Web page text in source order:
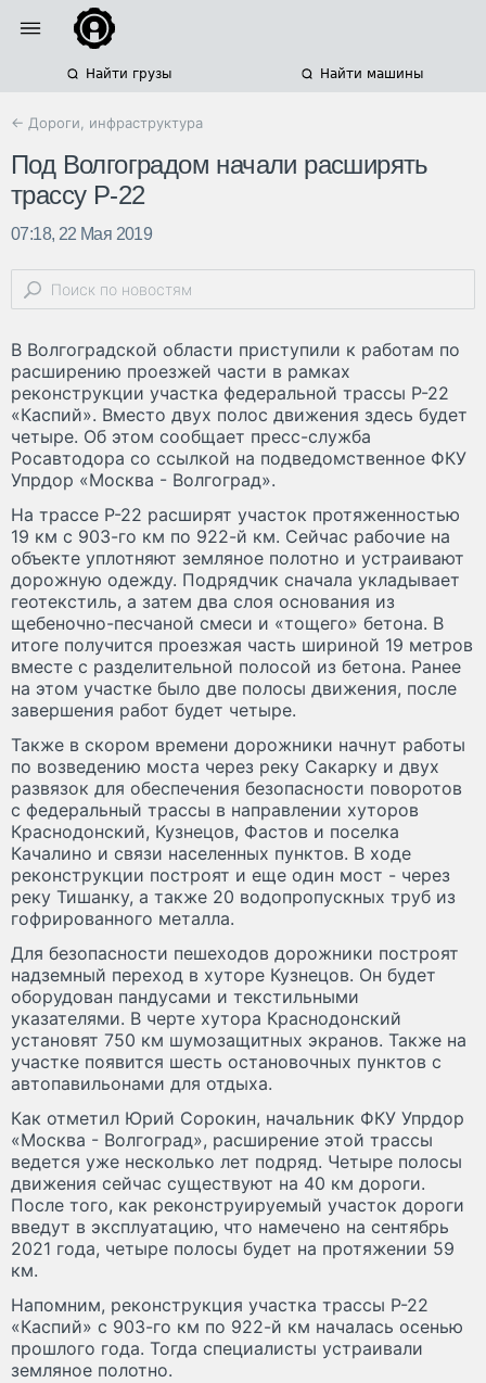
Найти грузы Найти машины
← Дороги, инфраструктура
Под Волгоградом начали расширять
трассу Р-22
07:18, 22 Мая 2019
В Волгоградской области приступили к работам по
расширению проезжей части в рамках
реконструкции участка федеральной трассы Р-22
«Каспий». Вместо двух полос движения здесь будет
четыре. Об этом сообщает пресс-служба
Росавтодора со ссылкой на подведомственное ФКУ
Упрдор «Москва - Волгоград».
На трассе Р-22 расширят участок протяженностью
19 км с 903-го км по 922-й км. Сейчас рабочие на
объекте уплотняют земляное полотно и устраивают
дорожную одежду. Подрядчик сначала укладывает
геотекстиль, а затем два слоя основания из
щебеночно-песчаной смеси и «тощего» бетона. В
итоге получится проезжая часть шириной 19 метров
вместе с разделительной полосой из бетона. Ранее
на этом участке было две полосы движения, после
завершения работ будет четыре.
Также в скором времени дорожники начнут работы
по возведению моста через реку Сакарку и двух
развязок для обеспечения безопасности поворотов
с федеральный трассы в направлении хуторов
Краснодонский, Кузнецов, Фастов и поселка
Качалино и связи населенных пунктов. В ходе
реконструкции построят и еще один мост - через
реку Тишанку, а также 20 водопропускных труб из
гофрированного металла.
Для безопасности пешеходов дорожники построят
надземный переход в хуторе Кузнецов. Он будет
оборудован пандусами и текстильными
указателями. В черте хутора Краснодонский
установят 750 км шумозащитных экранов. Также на
участке появится шесть остановочных пунктов с
автопавильонами для отдыха.
Как отметил Юрий Сорокин, начальник ФКУ Упрдор
«Москва - Волгоград», расширение этой трассы
ведется уже несколько лет подряд. Четыре полосы
движения сейчас существуют на 40 км дороги.
После того, как реконструируемый участок дороги
введут в эксплуатацию, что намечено на сентябрь
2021 года, четыре полосы будет на протяжении 59
км.
Напомним, реконструкция участка трассы Р-22
«Каспий» с 903-го км по 922-й км началась осенью
прошлого года. Тогда специалисты устраивали
земляное полотно.